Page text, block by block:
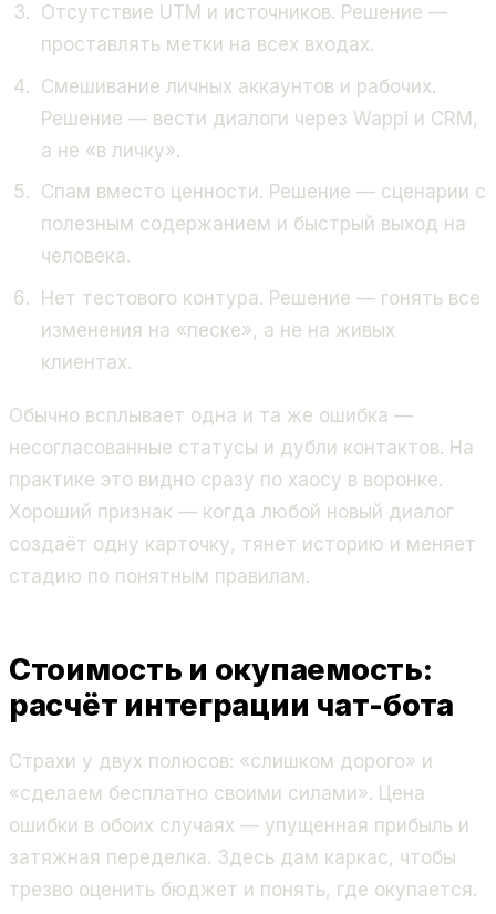
Отсутствие UTM и источников. Решение —
проставлять метки на всех входах.
Смешивание личных аккаунтов и рабочих.
Решение — вести диалоги через Wappi и CRM,
а не «в личку».
Спам вместо ценности. Решение — сценарии с
полезным содержанием и быстрый выход на
человека.
Нет тестового контура. Решение — гонять все
изменения на «песке», а не на живых
клиентах.
Обычно всплывает одна и та же ошибка —
несогласованные статусы и дубли контактов. На
практике это видно сразу по хаосу в воронке.
Хороший признак — когда любой новый диалог
создаёт одну карточку, тянет историю и меняет
стадию по понятным правилам.
Стоимость и окупаемость:
расчёт интеграции чат-бота
Страхи у двух полюсов: «слишком дорого» и
«сделаем бесплатно своими силами». Цена
ошибки в обоих случаях — упущенная прибыль и
затяжная переделка. Здесь дам каркас, чтобы
трезво оценить бюджет и понять, где окупается.